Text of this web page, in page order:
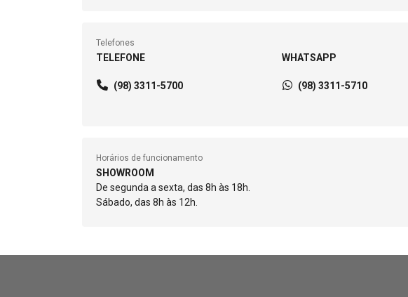
Telefones
TELEFONE
(98) 3311-5700
WHATSAPP
(98) 3311-5710
Horários de funcionamento
SHOWROOM
De segunda a sexta, das 8h às 18h.
Sábado, das 8h às 12h.